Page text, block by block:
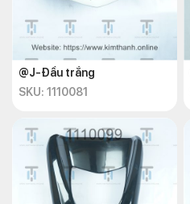
@J-Đầu trắng
SKU: 1110081